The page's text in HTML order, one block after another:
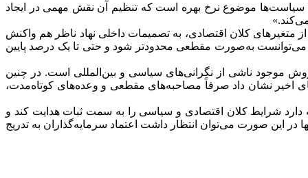
سیاست‌ها موضوع نرخ بهره است که تنظیم آن نقش مهمی در ایجاد
متغیرهای کلان اقتصادی، به تصمیمات داخلی نهاد ناظر هم واکنش
می‌توانست به‌صورت مقطعی محدودتر شود و حتی تا یک درصد پایین
موجود ناشی از نگرانی‌های سیاسی و بین‌المللی است. در چنین
اخیر نشان داد صرفاً مصاحبه‌های مقطعی و وعده‌های کوتاه‌مدت،
شرایط کلان اقتصادی و سیاسی را به سمت ثبات هدایت کند و
این صورت می‌توان انتظار داشت اعتماد سرمایه‌گذاران به تدریج